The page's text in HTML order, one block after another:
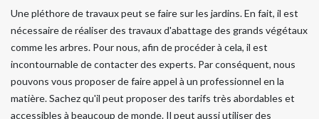
Une pléthore de travaux peut se faire sur les jardins. En fait, il est
nécessaire de réaliser des travaux d'abattage des grands végétaux
comme les arbres. Pour nous, afin de procéder à cela, il est
incontournable de contacter des experts. Par conséquent, nous
pouvons vous proposer de faire appel à un professionnel en la
matière. Sachez qu'il peut proposer des tarifs très abordables et
accessibles à beaucoup de monde. Il peut aussi utiliser des